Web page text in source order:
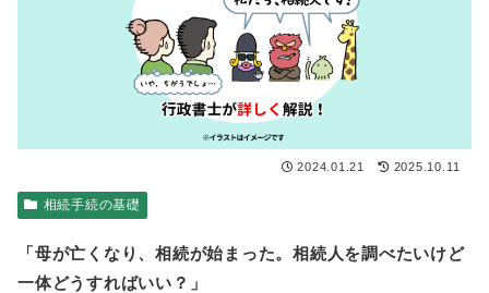
2024.01.21 2025.10.11
相続手続の基礎
「母が亡くなり、相続が始まった。相続人を調べたいけど
一体どうすればいい？」